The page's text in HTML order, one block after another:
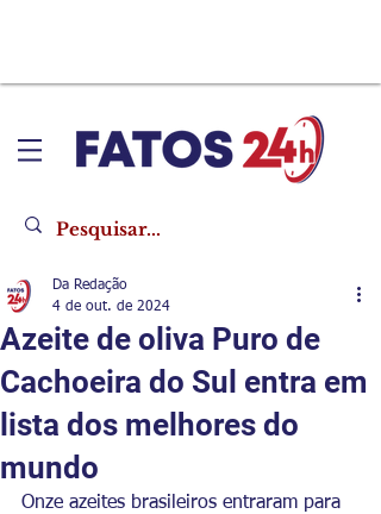
Azeite de oliva Puro de
Cachoeira do Sul entra em
lista dos melhores do
mundo
Da Redação
4 de out. de 2024
Onze azeites brasileiros entraram para